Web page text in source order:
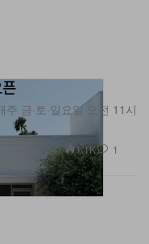
금·토·일요일 오전 11시
1.1K 1